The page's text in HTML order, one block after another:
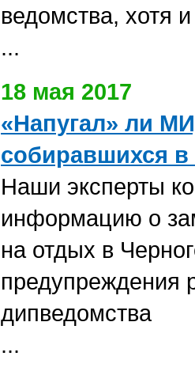
ведомства, хотя
...
18 мая 2017
«Напугал» ли
собиравшихся
Наши эксперты
информацию о
на отдых в
предупреждения
дипведомства
...